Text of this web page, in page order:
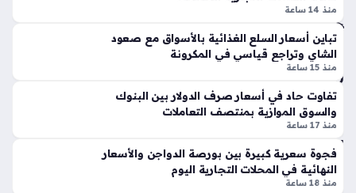
منذ
سا
عتي
ن
م
ص
الم
حل
ي
خلا
ل
تعا
ملا
ت
ال
سب
ت
منذ 14 ساعة
تباين أسعار السلع الغذائية بالأسواق مع صعود
الشاي وتراجع قياسي في المكرونة
منذ 15 ساعة
تفاوت حاد في أسعار صرف الدولار بين البنوك
والسوق الموازية بمنتصف التعاملات
منذ 17 ساعة
فجوة سعرية كبيرة بين بورصة الدواجن والأسعار
النهائية في المحلات التجارية اليوم
منذ 18 ساعة